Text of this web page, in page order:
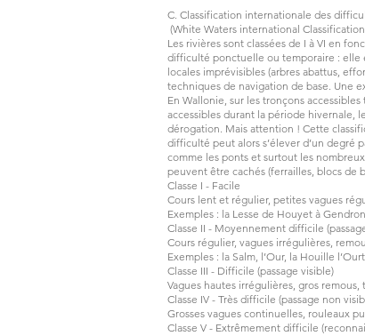
C. Classification internationale des
(White Waters international
Les rivières sont classées de I à VI en
difficulté ponctuelle ou temporaire : elle
locales imprévisibles (arbres abattus,
techniques de navigation de base. Une
En Wallonie, sur les tronçons
accessibles durant la période hivernale,
dérogation. Mais attention ! Cette
difficulté peut alors s’élever d’un degré
comme les ponts et surtout les nombreux
peuvent être cachés (ferrailles, blocs de
Classe I - Facile
Cours lent et régulier, petites vagues
Exemples : la Lesse de Houyet à
Classe II - Moyennement difficile
Cours régulier, vagues irrégulières,
Exemples : la Salm, l’Our, la Houille
Classe III - Difficile (passage visible)
Vagues hautes irrégulières, gros
Classe IV - Très difficile (passage non
Grosses vagues continuelles, rouleaux
Classe V - Extrêmement difficile